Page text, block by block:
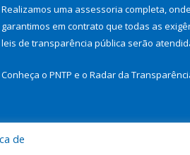
Realizamos uma assessoria completa, onde
garantimos em contrato que todas as
leis de transparência pública serão
Conheça o PNTP e o Radar da
de